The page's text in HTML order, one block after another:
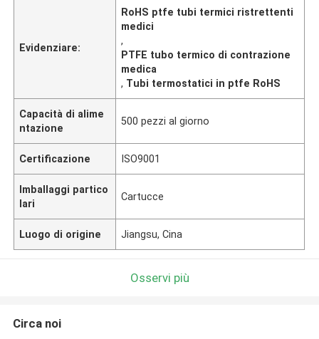
Evidenziare:
RoHS ptfe tubi termici ristrettenti
medici
,
PTFE tubo termico di contrazione
medica
, Tubi termostatici in ptfe RoHS
Capacità di alime
ntazione
500 pezzi al giorno
Certificazione ISO9001
Imballaggi partico
lari
Cartucce
Luogo di origine Jiangsu, Cina
Osservi più
Circa noi